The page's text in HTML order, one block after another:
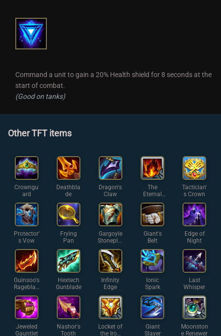
Command a unit to gain a 20% Health shield for 8 seconds at the
start of combat.
(Good on tanks)
Other TFT items
Crowngu
ard
Deathbla
de
Dragon's
Claw
The
Eternal
Flame
Tactician'
s Crown
Protector'
s Vow
Frying
Pan
Gargoyle
Stoneplat
e
Giant's
Belt
Edge of
Night
Guinsoo's
Rageblad
e
Hextech
Gunblade
Infinity
Edge
Ionic
Spark
Last
Whisper
Jeweled
Gauntlet
Nashor's
Tooth
Locket of
the Iron
Giant
Slayer
Moonston
e Renewer